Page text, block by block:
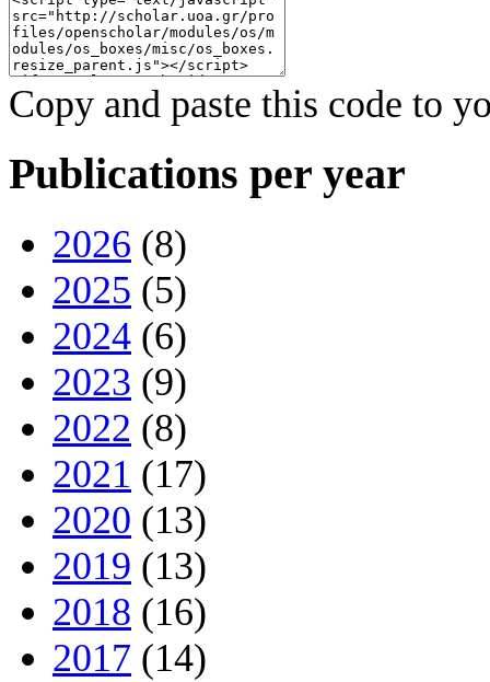
Copy and paste this code to
Publications per year
2026 (8)
2025 (5)
2024 (6)
2023 (9)
2022 (8)
2021 (17)
2020 (13)
2019 (13)
2018 (16)
2017 (14)